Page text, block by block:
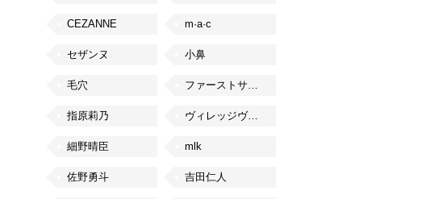
CEZANNE m·a·c
セザンヌ 小鼻
毛穴 ファーストサマーウイカ
指原莉乃 ヴィレッジヴァンガード
細野晴臣 mlk
佐野勇斗 吉田仁人